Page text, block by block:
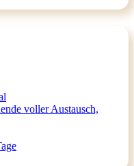
voller Austausch,